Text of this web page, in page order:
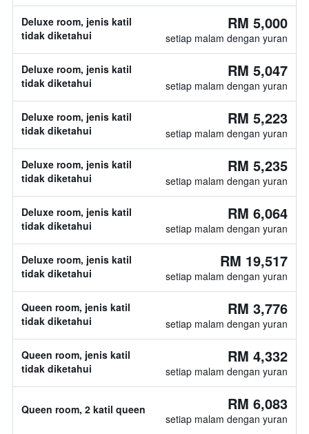
Deluxe room, jenis katil
tidak diketahui
RM 5,000
setiap malam dengan yuran
Deluxe room, jenis katil
tidak diketahui
RM 5,047
setiap malam dengan yuran
Deluxe room, jenis katil
tidak diketahui
RM 5,223
setiap malam dengan yuran
Deluxe room, jenis katil
tidak diketahui
RM 5,235
setiap malam dengan yuran
Deluxe room, jenis katil
tidak diketahui
RM 6,064
setiap malam dengan yuran
Deluxe room, jenis katil
tidak diketahui
RM 19,517
setiap malam dengan yuran
Queen room, jenis katil
tidak diketahui
RM 3,776
setiap malam dengan yuran
Queen room, jenis katil
tidak diketahui
RM 4,332
setiap malam dengan yuran
Queen room, 2 katil queen RM 6,083
setiap malam dengan yuran